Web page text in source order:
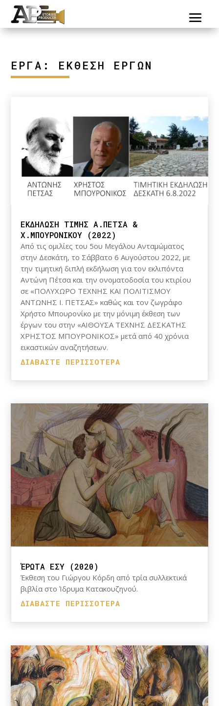
ΕΡΓΑ: ΈΚΘΕΣΗ ΈΡΓΩΝ
ΕΚΔΗΛΩΣΗ ΤΙΜΗΣ Α.ΠΕΤΣΑ &
Χ.ΜΠΟΥΡΟΝΙΚΟΥ (2022)
Από τις ομιλίες του 5ου Μεγάλου Ανταμώματος
στην Δεσκάτη, το Σάββατο 6 Αυγούστου 2022, με
την τιμητική διπλή εκδήλωση για τον εκλιπόντα
Αντώνη Πέτσα και την ονοματοδοσία του κτιρίου
σε «ΠΟΛΥΧΩΡΟ ΤΕΧΝΗΣ ΚΑΙ ΠΟΛΙΤΙΣΜΟΥ
ΑΝΤΩΝΗΣ Ι. ΠΕΤΣΑΣ» καθώς και τον ζωγράφο
Χρήστο Μπουρονίκο με την μόνιμη έκθεση των
έργων του στην «ΑΙΘΟΥΣΑ ΤΕΧΝΗΣ ΔΕΣΚΑΤΗΣ
ΧΡΗΣΤΟΣ ΜΠΟΥΡΟΝΙΚΟΣ» μετά από 40 χρόνια
εικαστικών αναζητήσεων.
ΔΙΑΒΆΣΤΕ ΠΕΡΙΣΣΌΤΕΡΑ
ΈΡΩΤΑ ΕΣΥ (2020)
Έκθεση του Γιώργου Κόρδη από τρία συλλεκτικά
βιβλία στο Ίδρυμα Κατακουζηνού.
ΔΙΑΒΆΣΤΕ ΠΕΡΙΣΣΌΤΕΡΑ